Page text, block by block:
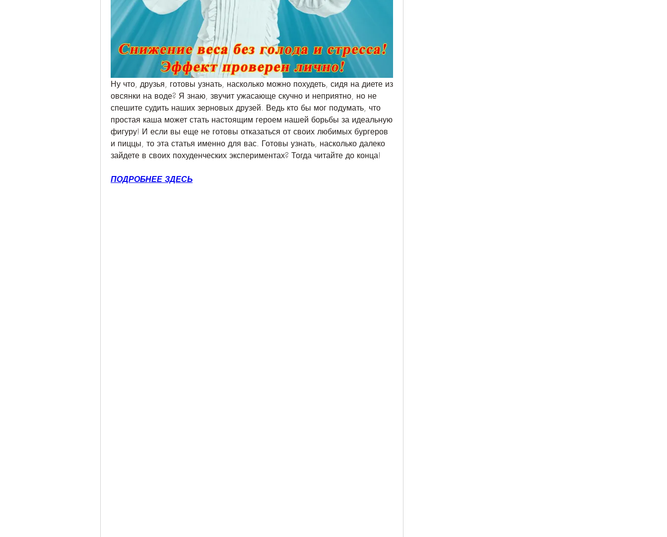
Ну что, друзья, готовы узнать, насколько можно похудеть, сидя на диете из
овсянки на воде? Я знаю, звучит ужасающе скучно и неприятно, но не
спешите судить наших зерновых друзей. Ведь кто бы мог подумать, что
простая каша может стать настоящим героем нашей борьбы за идеальную
фигуру! И если вы еще не готовы отказаться от своих любимых бургеров
и пиццы, то эта статья именно для вас. Готовы узнать, насколько далеко
зайдете в своих похуденческих экспериментах? Тогда читайте до конца!
ПОДРОБНЕЕ ЗДЕСЬ